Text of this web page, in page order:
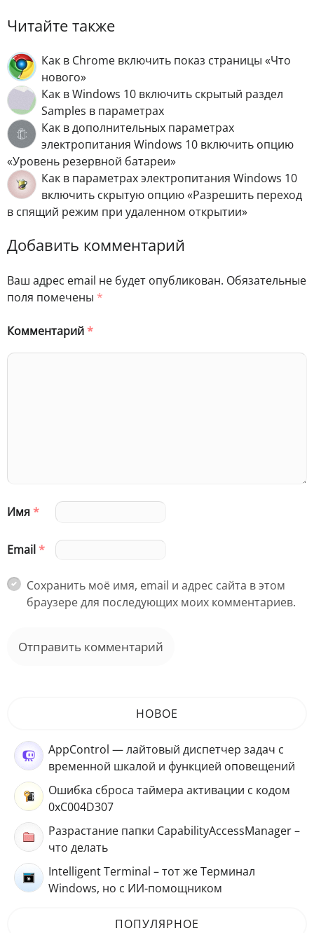
Читайте также
Как в Chrome включить показ страницы «Что
нового»
Как в Windows 10 включить скрытый раздел
Samples в параметрах
Как в дополнительных параметрах
электропитания Windows 10 включить опцию
«Уровень резервной батареи»
Как в параметрах электропитания Windows 10
включить скрытую опцию «Разрешить переход
в спящий режим при удаленном открытии»
Добавить комментарий
Ваш адрес email не будет опубликован. Обязательные
поля помечены *
Комментарий*
Имя*
Email*
Сохранить моё имя, email и адрес сайта в этом
браузере для последующих моих комментариев.
НОВОЕ
AppControl — лайтовый диспетчер задач с
временной шкалой и функцией оповещений
Ошибка сброса таймера активации с кодом
0xC004D307
Разрастание папки CapabilityAccessManager –
что делать
Intelligent Terminal – тот же Терминал
Windows, но с ИИ-помощником
ПОПУЛЯРНОЕ